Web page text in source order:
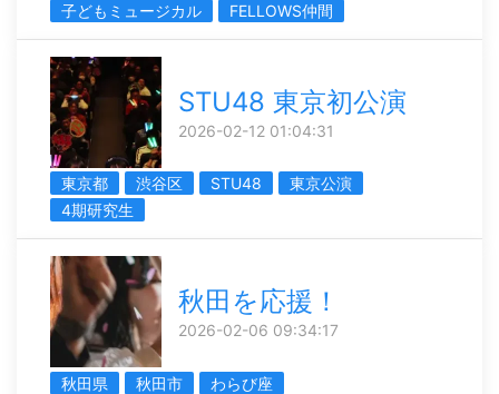
子どもミュージカル
FELLOWS仲間
STU48 東京初公演
2026-02-12 01:04:31
東京都 渋谷区 STU48
東京公演
4期研究生
秋田を応援！
2026-02-06 09:34:17
秋田県 秋田市
わらび座